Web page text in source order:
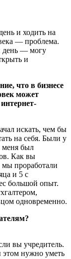
и ходить на
— проблема.
день — могу
и
что в бизнесе
может
искать, чем бы
на себя. Были у
меня был
Как вы
проработали
и 5 с
большой опыт.
одновременно.
вы учредитель.
этом нужно уметь